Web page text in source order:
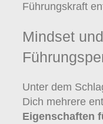
Führungskraft
Mindset und
Unter dem
Dich mehrere
Eigenschaften